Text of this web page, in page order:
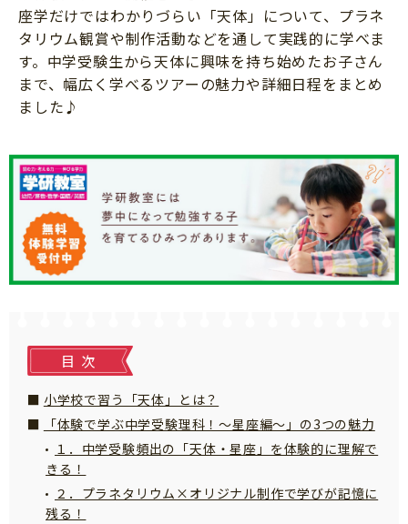
本・読書
運動・あそび・ゲーム
英語
習い事
知育
家族
料理
マネー
座学だけではわかりづらい「天体」について、プラネ
タリウム観賞や制作活動などを通して実践的に学べま
す。中学受験生から天体に興味を持ち始めたお子さん
まで、幅広く学べるツアーの魅力や詳細日程をまとめ
ました♪
目次
小学校で習う「天体」とは？
「体験で学ぶ中学受験理科！～星座編～」の3つの魅力
１．中学受験頻出の「天体・星座」を体験的に理解で
きる！
２．プラネタリウム×オリジナル制作で学びが記憶に
残る！